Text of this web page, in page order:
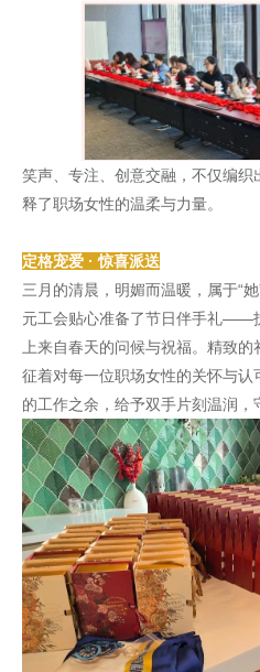
笑声、专注、创意交融，不仅编
释了职场女性的温柔与力量。
定格宠爱 · 惊喜派送
三月的清晨，明媚而温暖，属于“
元工会贴心准备了节日伴手礼——
上来自春天的问候与祝福。精致
征着对每一位职场女性的关怀与
的工作之余，给予双手片刻温润，